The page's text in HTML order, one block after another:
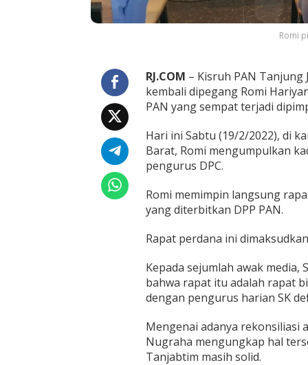
m
Romi
RJ.COM – Kisruh PAN Tanjung
kembali dipegang Romi
PAN yang sempat terjadi
Hari ini Sabtu (19/2/2022), di
Barat, Romi mengumpulkan
pengurus DPC.
Romi memimpin langsung
yang diterbitkan DPP PAN.
Rapat perdana ini
Kepada sejumlah awak media,
bahwa rapat itu adalah rapat
dengan pengurus harian SK
Mengenai adanya rekonsiliasi
Nugraha mengungkap hal
Tanjabtim masih solid.